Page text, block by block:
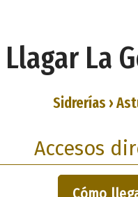
Llagar La
Sidrerías ›
Accesos
Cómo